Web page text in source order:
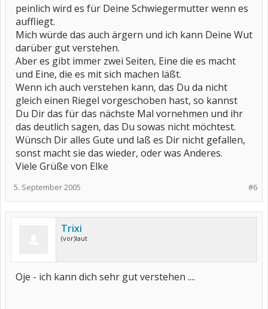
peinlich wird es für Deine Schwiegermutter wenn es
auffliegt.
Mich würde das auch ärgern und ich kann Deine Wut
darüber gut verstehen.
Aber es gibt immer zwei Seiten, Eine die es macht
und Eine, die es mit sich machen läßt.
Wenn ich auch verstehen kann, das Du da nicht
gleich einen Riegel vorgeschoben hast, so kannst
Du Dir das für das nächste Mal vornehmen und ihr
das deutlich sagen, das Du sowas nicht möchtest.
Wünsch Dir alles Gute und laß es Dir nicht gefallen,
sonst macht sie das wieder, oder was Anderes.
Viele Grüße von Elke
#6
5. September 2005
Trixi
(vor)laut
Oje - ich kann dich sehr gut verstehen ....